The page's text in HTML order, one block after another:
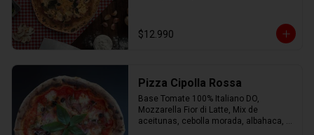
$12.990
Pizza Cipolla Rossa
Base Tomate 100% Italiano DO,
Mozzarella Fior di Latte, Mix de
aceitunas, cebolla morada, albahaca,